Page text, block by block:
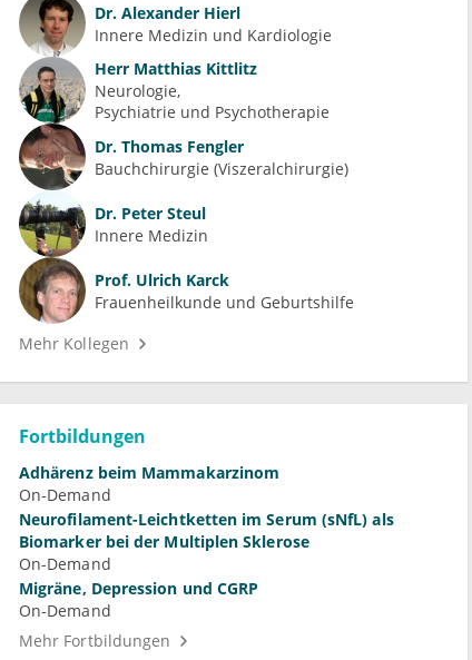
Dr. Alexander Hierl
Innere Medizin und Kardiologie
Herr Matthias Kittlitz
Neurologie
Psychiatrie und Psychotherapie
Dr. Thomas Fengler
Bauchchirurgie (Viszeralchirurgie)
Dr. Peter Steul
Innere Medizin
Prof. Ulrich Karck
Frauenheilkunde und Geburtshilfe
Mehr Kollegen
Fortbildungen
Adhärenz beim Mammakarzinom
On-Demand
Neurofilament-Leichtketten im Serum (sNfL) als
Biomarker bei der Multiplen Sklerose
On-Demand
Migräne, Depression und CGRP
On-Demand
Mehr Fortbildungen